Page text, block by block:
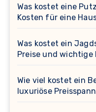
Was kostet eine
Kosten für eine
Was kostet ein
Preise und
Wie viel kostet ein
luxuriöse